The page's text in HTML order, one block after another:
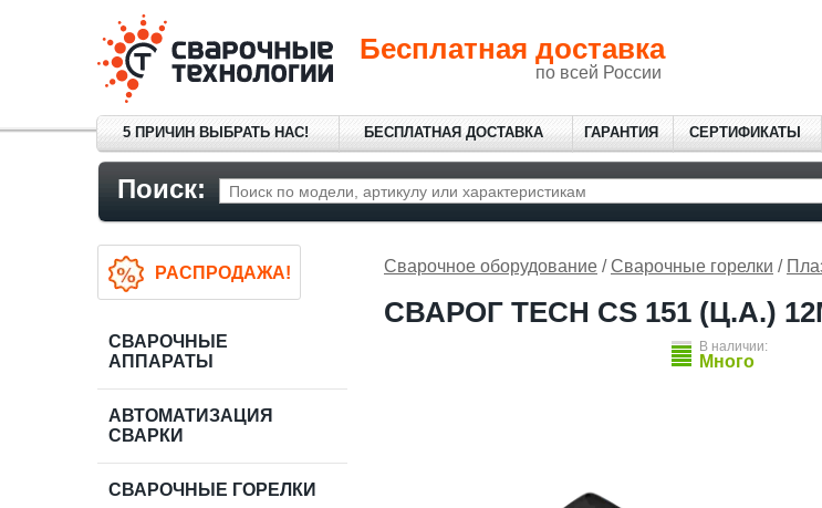
Бесплатная доставка
по всей России
5 ПРИЧИН ВЫБРАТЬ НАС! БЕСПЛАТНАЯ ДОСТАВКА ГАРАНТИЯ СЕРТИФИКАТЫ
Поиск:
Сварочное оборудование / Сварочные горелки /
СВАРОГ TECH CS 151 (Ц.А.)
В наличии:
Много
РАСПРОДАЖА!
СВАРОЧНЫЕ
АППАРАТЫ
АВТОМАТИЗАЦИЯ
СВАРКИ
СВАРОЧНЫЕ ГОРЕЛКИ